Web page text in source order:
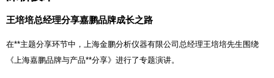
王培培总经理分享嘉鹏品牌成长之路
在**主题分享环节中，上海金鹏分析仪器有限公司总经理王培培先生围绕
《上海嘉鹏品牌与产品**分享》进行了专题演讲。